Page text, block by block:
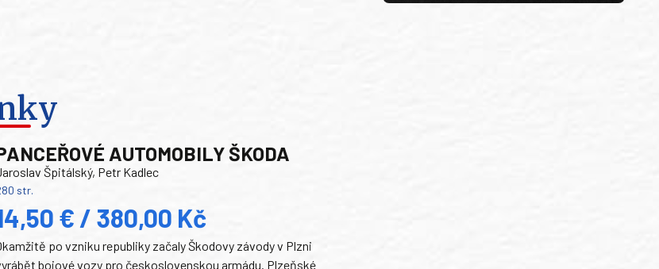
AUTOMOBILY ŠKODA
Špitálský, Petr Kadlec
str.
€ / 380,00 Kč
po vzniku republiky začaly Škodovy závody v Plzni
bojové vozy pro československou armádu. Plzeňské